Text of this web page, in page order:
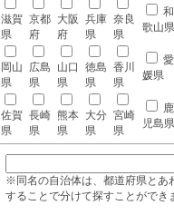
滋賀
県
京都
府
大阪
府
兵庫
県
奈良
県
和
歌山県
岡山
県
広島
県
山口
県
徳島
県
香川
県
愛
媛県
佐賀
県
長崎
県
熊本
県
大分
県
宮崎
県
鹿
児島県
※同名の自治体は、都道府県とあ
することで分けて探すことができ